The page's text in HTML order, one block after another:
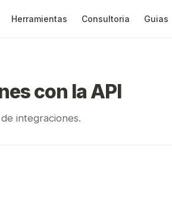
Herramientas Consultoria Guias
con la API
integraciones.